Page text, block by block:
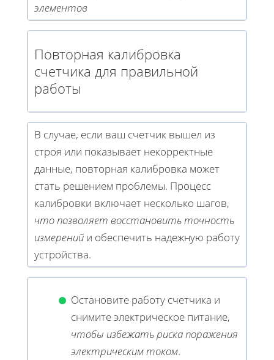
элементов
Повторная калибровка
счетчика для правильной
работы
В случае, если ваш счетчик вышел из
строя или показывает некорректные
данные, повторная калибровка может
стать решением проблемы. Процесс
калибровки включает несколько шагов,
что позволяет восстановить точность
измерений и обеспечить надежную работу
устройства.
Остановите работу счетчика и
снимите электрическое питание,
чтобы избежать риска поражения
электрическим током.